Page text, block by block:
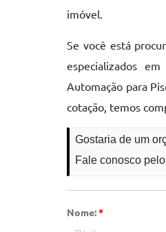
imóvel.
Se você está
especializados
Automação para
cotação, temos
Gostaria de um
Fale conosco
Nome:*